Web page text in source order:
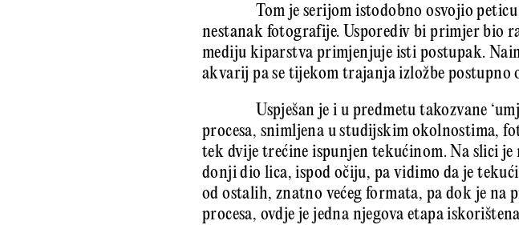
Tom je serijom istodobno osvojio
nestanak fotografije. Usporediv bi primjer bio
mediju kiparstva primjenjuje isti postupak.
akvarij pa se tijekom trajanja izložbe
Uspješan je i u predmetu takozvane
procesa, snimljena u studijskim okolnostima,
tek dvije trećine ispunjen tekućinom. Na slici
donji dio lica, ispod očiju, pa vidimo da je
od ostalih, znatno većeg formata, pa dok je
procesa, ovdje je jedna njegova etapa